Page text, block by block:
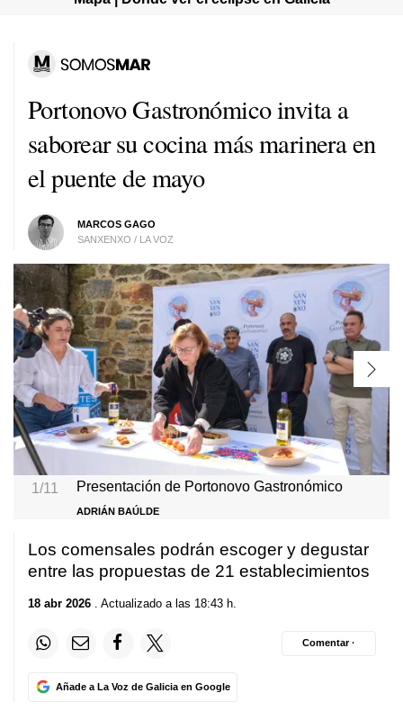
Portonovo Gastronómico invita a
saborear su cocina más marinera en
el puente de mayo
MARCOS GAGO
SANXENXO / LA VOZ
1/11 Presentación de Portonovo Gastronómico
ADRIÁN BAÚLDE
Los comensales podrán escoger y degustar
entre las propuestas de 21 establecimientos
18 abr 2026 . Actualizado a las 18:43 h.
Añade a La Voz de Galicia en Google
Comentar ·